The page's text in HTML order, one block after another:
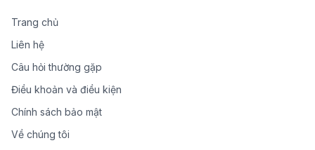
Trang chủ
Liên hệ
Câu hỏi thường gặp
Điều khoản và điều kiện
Chính sách bảo mật
Về chúng tôi